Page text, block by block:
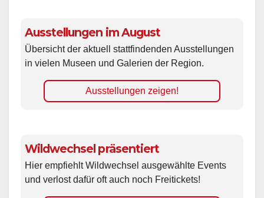
Ausstellungen im August
Übersicht der aktuell stattfindenden Ausstellungen
in vielen Museen und Galerien der Region.
Ausstellungen zeigen!
Wildwechsel präsentiert
Hier empfiehlt Wildwechsel ausgewählte Events
und verlost dafür oft auch noch Freitickets!